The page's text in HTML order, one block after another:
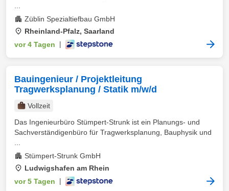
Züblin Spezialtiefbau GmbH
Rheinland-Pfalz, Saarland
vor 4 Tagen
Bauingenieur / Projektleitung
Tragwerksplanung / Statik m/w/d
Vollzeit
Das Ingenieurbüro Stümpert-Strunk ist ein Planungs- und
Sachverständigenbüro für Tragwerksplanung, Bauphysik und
Stümpert-Strunk GmbH
Ludwigshafen am Rhein
vor 5 Tagen